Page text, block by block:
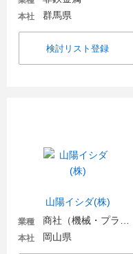
本社 群馬県
検討リスト登録
山陽イシダ(株)
業種
本社 岡山県